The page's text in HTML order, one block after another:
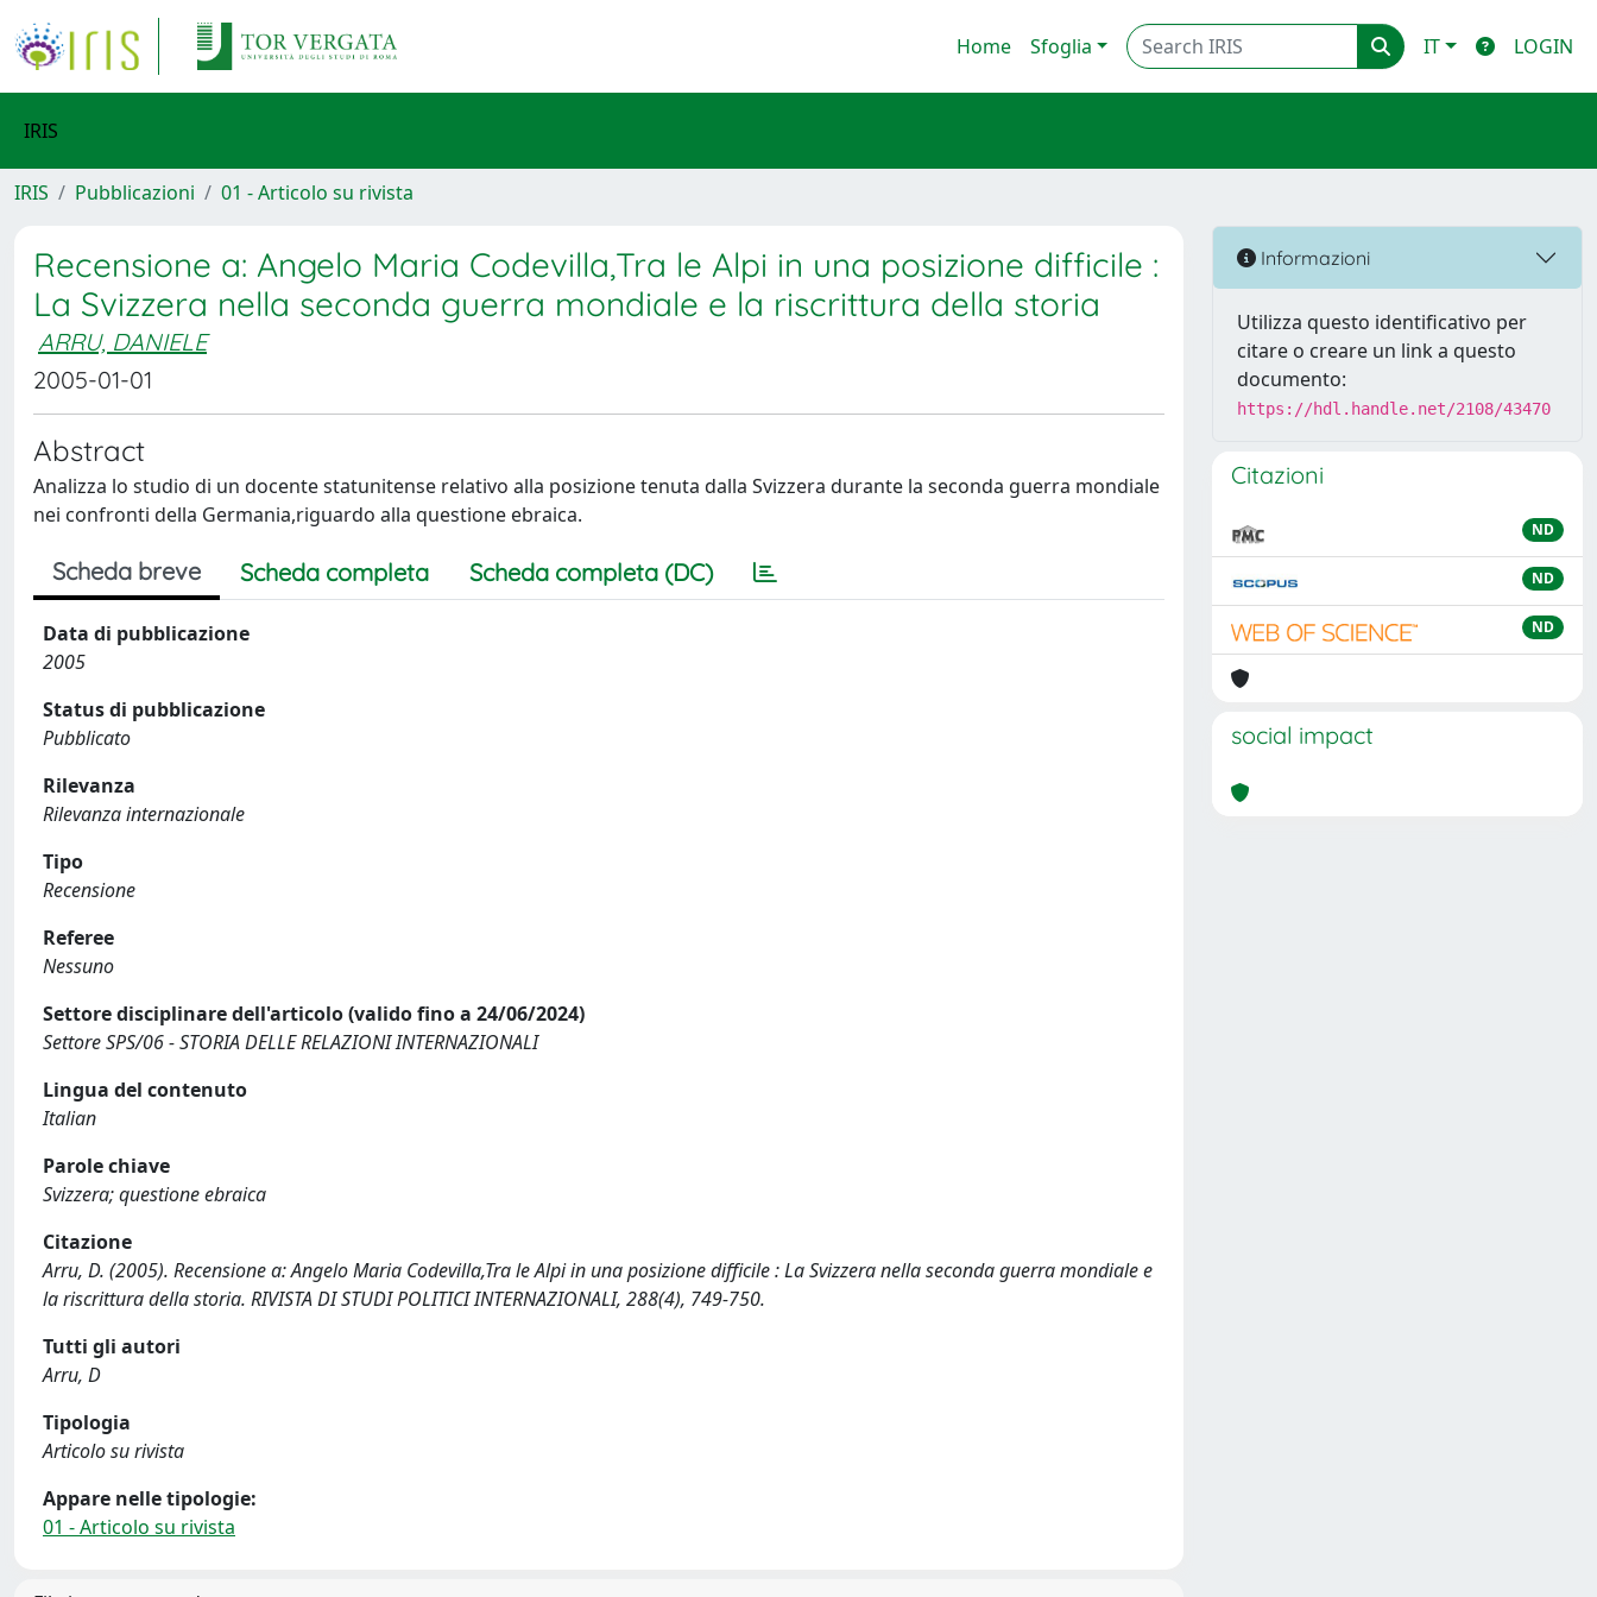
Home Sfoglia IT LOGIN
IRIS
IRIS Pubblicazioni 01 - Articolo su rivista
Recensione a: Angelo Maria Codevilla,Tra le Alpi in una posizione difficile :
La Svizzera nella seconda guerra mondiale e la riscrittura della storia
ARRU, DANIELE
2005-01-01
Abstract
Analizza lo studio di un docente statunitense relativo alla posizione tenuta dalla Svizzera durante la seconda guerra mondiale
nei confronti della Germania,riguardo alla questione ebraica.
Scheda breve Scheda completa Scheda completa (DC)
Data di pubblicazione
2005
Status di pubblicazione
Pubblicato
Rilevanza
Rilevanza internazionale
Tipo
Recensione
Referee
Nessuno
Settore disciplinare dell'articolo (valido fino a 24/06/2024)
Settore SPS/06 - STORIA DELLE RELAZIONI INTERNAZIONALI
Lingua del contenuto
Italian
Parole chiave
Svizzera; questione ebraica
Citazione
Arru, D. (2005). Recensione a: Angelo Maria Codevilla,Tra le Alpi in una posizione difficile : La Svizzera nella seconda guerra mondiale e
la riscrittura della storia. RIVISTA DI STUDI POLITICI INTERNAZIONALI, 288(4), 749-750.
Tutti gli autori
Arru, D
Tipologia
Articolo su rivista
Appare nelle tipologie:
01 - Articolo su rivista
Informazioni
Utilizza questo identificativo per
citare o creare un link a questo
documento:
https://hdl.handle.net/2108/43470
Citazioni
ND
ND
ND
social impact